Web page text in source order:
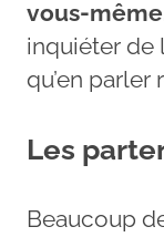
vous-
inquiéter de
qu’en
Les
Beaucoup